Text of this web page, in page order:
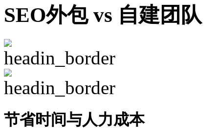
SEO外包 vs 自建团队
节省时间与人力成本